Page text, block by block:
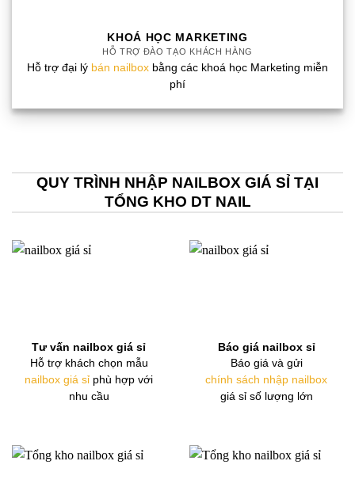
KHOÁ HỌC MARKETING
HỖ TRỢ ĐÀO TẠO KHÁCH HÀNG
Hỗ trợ đại lý bán nailbox bằng các khoá học Marketing miễn
phí
QUY TRÌNH NHẬP NAILBOX GIÁ SỈ TẠI
TỔNG KHO DT NAIL
Tư vấn nailbox giá sỉ
Hỗ trợ khách chọn mẫu
nailbox giá sỉ phù hợp với
nhu cầu
Báo giá nailbox sỉ
Báo giá và gửi
chính sách nhập nailbox
giá sỉ số lượng lớn